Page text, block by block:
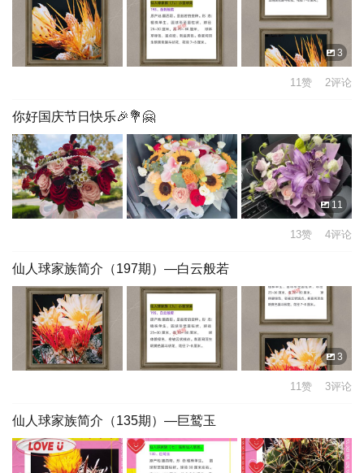
3
11赞 2评论
你好国庆节日快乐🎉💐🤗
11
13赞 4评论
仙人球家族简介（197期）—白云般若
3
11赞 3评论
仙人球家族简介（135期）—巨鹫玉